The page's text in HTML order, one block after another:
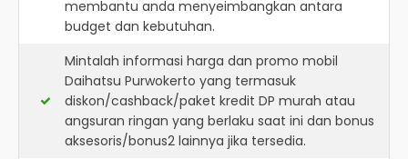
membantu anda menyeimbangkan antara
budget dan kebutuhan.
Mintalah informasi harga dan promo mobil
Daihatsu Purwokerto yang termasuk
diskon/cashback/paket kredit DP murah atau
angsuran ringan yang berlaku saat ini dan bonus
aksesoris/bonus2 lainnya jika tersedia.